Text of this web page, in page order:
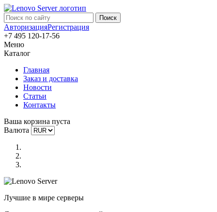
АвторизацияРегистрация
+7 495 120-17-56
Меню
Каталог
Главная
Заказ и доставка
Новости
Статьи
Контакты
Ваша корзина пуста
Валюта
Лучшие в мире серверы